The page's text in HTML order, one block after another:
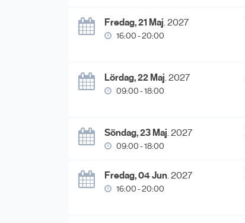
Fredag, 21 Maj. 2027
16:00 - 20:00
Lördag, 22 Maj. 2027
09:00 - 18:00
Söndag, 23 Maj. 2027
09:00 - 18:00
Fredag, 04 Jun. 2027
16:00 - 20:00